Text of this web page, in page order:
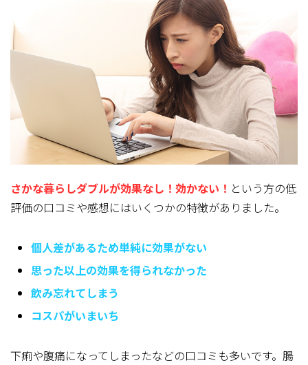
さかな暮らしダブルが効果なし！効かない！ という方の低
評価の口コミや感想にはいくつかの特徴がありました。
個人差があるため単純に効果がない
思った以上の効果を得られなかった
飲み忘れてしまう
コスパがいまいち
下痢や腹痛になってしまったなどの口コミも多いです。腸